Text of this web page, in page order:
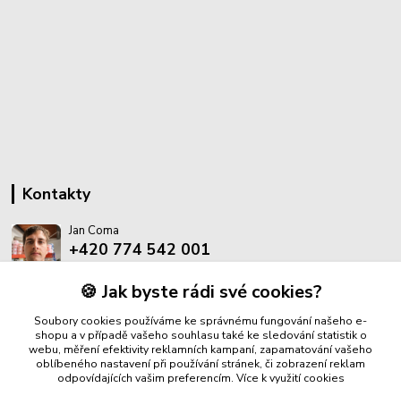
Kontakty
Jan Coma
+420 774 542 001
info@proantik.cz🍪 Jak byste rádi své cookies?
Soubory cookies používáme ke správnému fungování našeho e-
shopu a v případě vašeho souhlasu také ke sledování statistik o
webu, měření efektivity reklamních kampaní, zapamatování vašeho
oblíbeného nastavení při používání stránek, či zobrazení reklam
odpovídajících vašim preferencím. Více k využití cookies